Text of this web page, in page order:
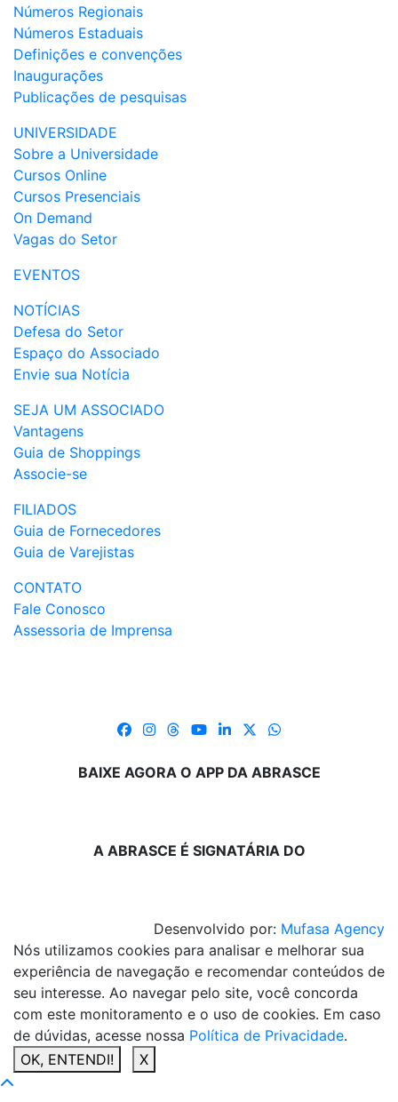
Números Regionais
Números Estaduais
Definições e convenções
Inaugurações
Publicações de pesquisas
UNIVERSIDADE
Sobre a Universidade
Cursos Online
Cursos Presenciais
On Demand
Vagas do Setor
EVENTOS
NOTÍCIAS
Defesa do Setor
Espaço do Associado
Envie sua Notícia
SEJA UM ASSOCIADO
Vantagens
Guia de Shoppings
Associe-se
FILIADOS
Guia de Fornecedores
Guia de Varejistas
CONTATO
Fale Conosco
Assessoria de Imprensa
BAIXE AGORA O APP DA ABRASCE
A ABRASCE É SIGNATÁRIA DO
Desenvolvido por: Mufasa Agency
Nós utilizamos cookies para analisar e melhorar sua
experiência de navegação e recomendar conteúdos de
seu interesse. Ao navegar pelo site, você concorda
com este monitoramento e o uso de cookies. Em caso
de dúvidas, acesse nossa Política de Privacidade.
OK, ENTENDI!
X